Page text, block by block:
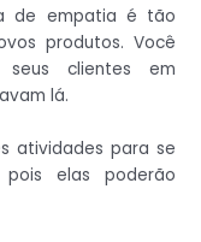
de empatia é tão
produtos. Você
seus clientes em
lá.
atividades para se
pois elas poderão